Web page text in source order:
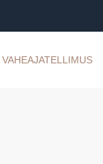
VAHEAJATELLIMUS